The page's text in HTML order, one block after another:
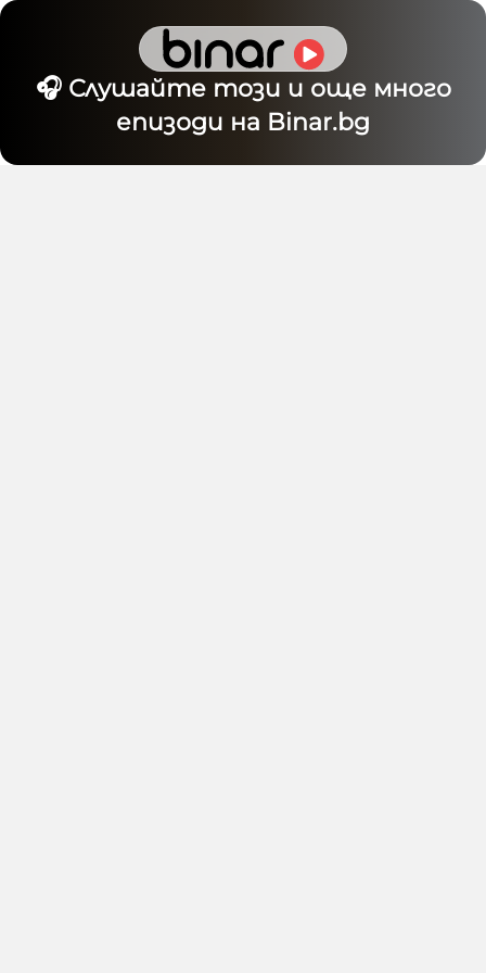
🎧 Слушайте този и още много
епизоди на Binar.bg